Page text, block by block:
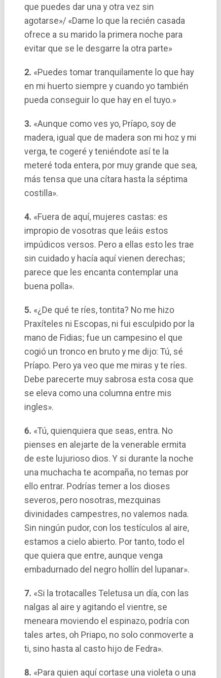
que puedes dar una y otra vez sin
agotarse»/ «Dame lo que la recién casada
ofrece a su marido la primera noche para
evitar que se le desgarre la otra parte»
2. «Puedes tomar tranquilamente lo que hay
en mi huerto siempre y cuando yo también
pueda conseguir lo que hay en el tuyo.»
3. «Aunque como ves yo, Prí­apo, soy de
madera, igual que de madera son mi hoz y mi
verga, te cogeré y teniéndote así­ te la
meteré toda entera, por muy grande que sea,
más tensa que una cí­tara hasta la séptima
costilla».
4. «Fuera de aquí­, mujeres castas: es
impropio de vosotras que leáis estos
impúdicos versos. Pero a ellas esto les trae
sin cuidado y hací­a aquí­ vienen derechas;
parece que les encanta contemplar una
buena polla».
5. «¿De qué te rí­es, tontita? No me hizo
Praxí­teles ni Escopas, ni fui esculpido por la
mano de Fidias; fue un campesino el que
cogió un tronco en bruto y me dijo: Tú, sé
Prí­apo. Pero ya veo que me miras y te rí­es.
Debe parecerte muy sabrosa esta cosa que
se eleva como una columna entre mis
ingles».
6. «Tú, quienquiera que seas, entra. No
pienses en alejarte de la venerable ermita
de este lujurioso dios. Y si durante la noche
una muchacha te acompaña, no temas por
ello entrar. Podrí­as temer a los dioses
severos, pero nosotras, mezquinas
divinidades campestres, no valemos nada.
Sin ningún pudor, con los testí­culos al aire,
estamos a cielo abierto. Por tanto, todo el
que quiera que entre, aunque venga
embadurnado del negro hollí­n del lupanar».
7. «Si la trotacalles Teletusa un dí­a, con las
nalgas al aire y agitando el vientre, se
meneara moviendo el espinazo, podrí­a con
tales artes, oh Priapo, no solo conmoverte a
ti, sino hasta al casto hijo de Fedra».
8. «Para quien aquí­ cortase una violeta o una